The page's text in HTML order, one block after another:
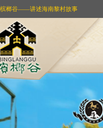
槟榔谷——讲述海南黎村故事